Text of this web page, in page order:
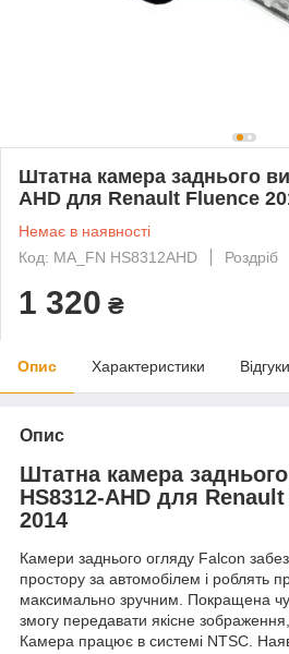
Штатна камера заднього
AHD для Renault Fluence
Немає в наявності
Код: MA_FN HS8312AHD
Роздріб
1 320 ₴
Опис Характеристики
Опис
Штатна камера
HS8312-AHD для
2014
Камери заднього огляду Falcon
простору за автомобілем і роблять
максимально зручним. Покращена
змогу передавати якісне
Камера працює в системі NTSC.